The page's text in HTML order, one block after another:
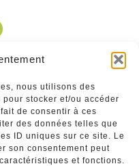
nous utilisons des
stocker et/ou accéder
de consentir à ces
des données telles que
ID uniques sur ce site. Le
son consentement peut
et fonctions.
insérez gratuitement
sur notre site ci-